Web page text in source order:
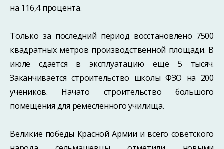
на 116,4 процента.
Только за последний период восстановлено 7500
квадратных метров производственной площади. В
июле сдается в эксплуатацию еще 5 тысяч.
Заканчивается строительство школы ФЗО на 200
учеников. Начато строительство большого
помещения для ремесленного училища.
Великие победы Красной Армии и всего советского